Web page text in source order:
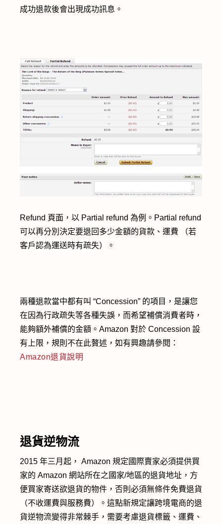
成功退款後會出現成功訊息。
Refund 頁面，以 Partial refund 為例。Partial refund
可以再分別決定要退回多少金額的貨款、運費 （若
客戶認為運送時有疏失）。
兩種退款當中都有叫 “Concession” 的項目，是讓您
在因為行政疏失等各種失誤，而希望補償消費者時，
能夠額外補償的金額。Amazon 對於 Concession 設
有上限，規則不在此贅述，如有興趣請參閱：
Amazon退貨說明
退貨逆物流
2015 年三月起， Amazon 規定國際賣家必須提供買
家的 Amazon 網站所在之國家/地區的退貨地址，方
便買家寄送欲退貨的物件，否則必須無條件免費退貨
（不收運費與服務費）。這點新規定讓跨境電商的退
貨逆物流變得非常棘手，需要考慮退貨標籤、運費、